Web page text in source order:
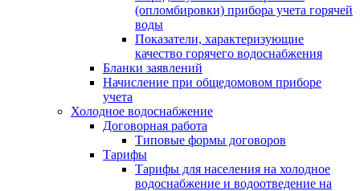
(опломбировки) прибора учета горячей
воды
Показатели, характеризующие
качество горячего водоснабжения
Бланки заявлений
Начисление при общедомовом приборе
учета
Холодное водоснабжение
Договорная работа
Типовые формы договоров
Тарифы
Тарифы для населения на холодное
водоснабжение и водоотведение на